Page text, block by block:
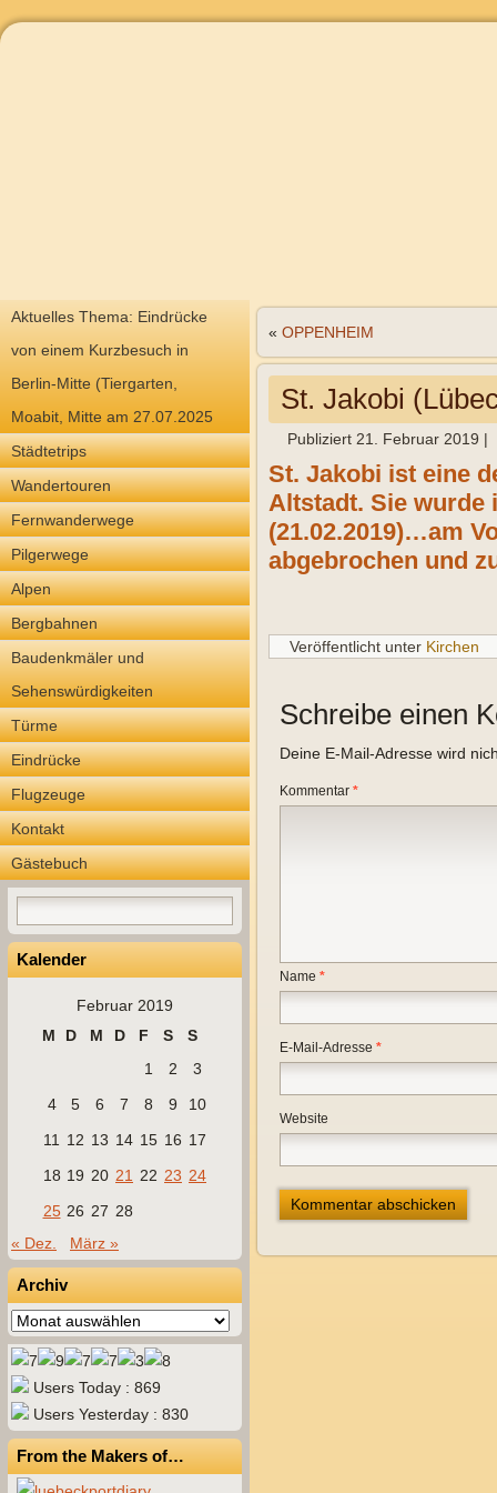
Aktuelles Thema: Eindrücke
von einem Kurzbesuch in
Berlin-Mitte (Tiergarten,
Moabit, Mitte am 27.07.2025
Städtetrips
Wandertouren
Fernwanderwege
Pilgerwege
Alpen
Bergbahnen
Baudenkmäler und
Sehenswürdigkeiten
Türme
Eindrücke
Flugzeuge
Kontakt
Gästebuch
Kalender
Februar 2019
M
D M D F S
S
1
2
3
4
5 6 7 8 9
10
11
12 13 14 15 16 17
18 19 20 21 22 23 24
25 26 27 28
« Dez.
März »
Archiv
Archiv
Users Today : 869
Users Yesterday : 830
From the Makers of…
« OPPENHEIM
St. Jakobi
Publiziert 21. Februar 2019 |
St. Jakobi ist eine
Altstadt. Sie wurde
(21.02.2019)…am
abgebrochen und
Veröffentlicht unter Kirchen
Schreibe einen
Deine E-Mail-Adresse wird
Kommentar *
Name *
E-Mail-Adresse *
Website